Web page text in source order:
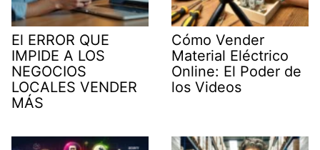
El ERROR QUE
IMPIDE A LOS
NEGOCIOS
LOCALES VENDER
MÁS
Cómo Vender
Material Eléctrico
Online: El Poder de
los Videos